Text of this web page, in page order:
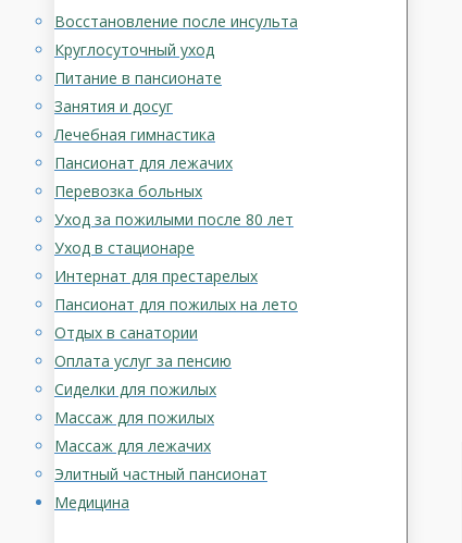
Восстановление после инсульта
Круглосуточный уход
Питание в пансионате
Занятия и досуг
Лечебная гимнастика
Пансионат для лежачих
Перевозка больных
Уход за пожилыми после 80 лет
Уход в стационаре
Интернат для престарелых
Пансионат для пожилых на лето
Отдых в санатории
Оплата услуг за пенсию
Сиделки для пожилых
Массаж для пожилых
Массаж для лежачих
Элитный частный пансионат
Медицина